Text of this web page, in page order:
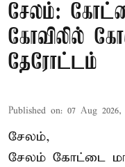
சேலம்:
கோவிலில்
தேரோட்டம்
Published on: 07 Aug 2026,
சேலம்,
சேலம் கோட்டை